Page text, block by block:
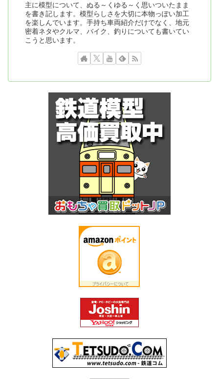
主に模型について、ぬる～くゆる～く思いついたまま
を書き記します。模型らしさを大切に本物っぽい加工
を楽しんでいます。手持ち車両紹介だけでなく、地元
密着ネタやクルマ、バイク、釣りについても書いてい
こうと思います。